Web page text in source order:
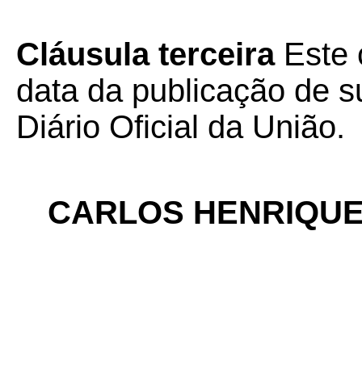
Cláusula terceiraEste
data da publicação de
Diário Oficial da União.
CARLOS